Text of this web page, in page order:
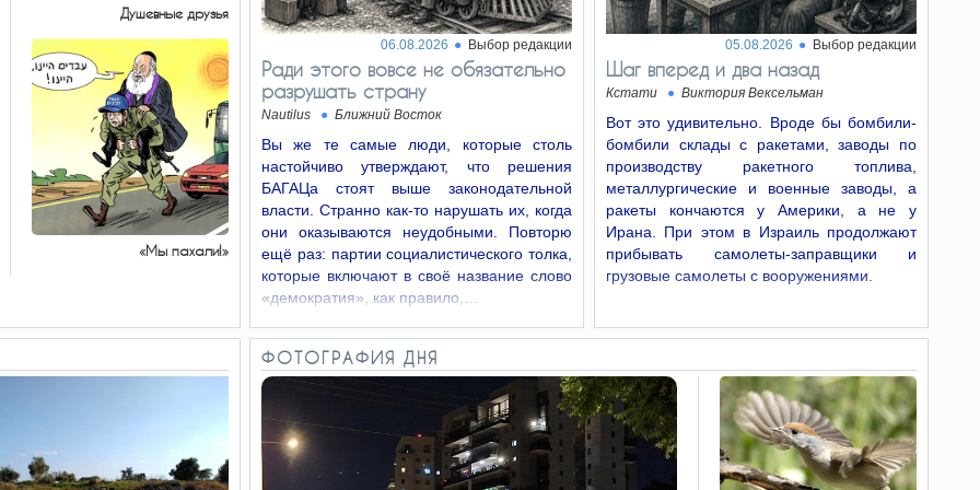
пересекла границу с Ливаном.
Военнослужащие ЦАХАЛ и бойцы МАГАВ
оперативно задержали…
10:00
Ошибка
путешественников: почему
важно не выбрасывать
билет
Эпоха цифровизации
заставляет нас избавляться от бумажных
следов. Однако опытные путешественники
призывают не спешить с удалением
посадочных талонов.
10:00
Синоптики бьют
Синоптики предупреждают о
районах. В долине Иордана и Араве
ожидается экстремальная тепловая нагрузка
до вечера.
09:57
Важнейший совет
экспертов: это может
спасти вас и вашу семью
Душевные друзья
«Мы пахали!»
06.08.2026 Выбор редакции
Ради этого вовсе не обязательно
разрушать страну
Nautilus Ближний Восток
Вы же те самые люди, которые столь
настойчиво утверждают, что решения
БАГАЦа стоят выше законодательной
власти. Странно как-то нарушать их, когда
они оказываются неудобными. Повторю
ещё раз: партии социалистического толка,
которые включают в своё название слово
«демократия», как правило,…
05.08.2026 Выбор редакции
Шаг вперед и два назад
Кстати Виктория Вексельман
Вот это удивительно. Вроде бы бомбили-
бомбили склады с ракетами, заводы по
производству ракетного топлива,
металлургические и военные заводы, а
ракеты кончаются у Америки, а не у
Ирана. При этом в Израиль продолжают
прибывать самолеты-заправщики и
грузовые самолеты с вооружениями.
ФОТОГРАФИЯ ДНЯ